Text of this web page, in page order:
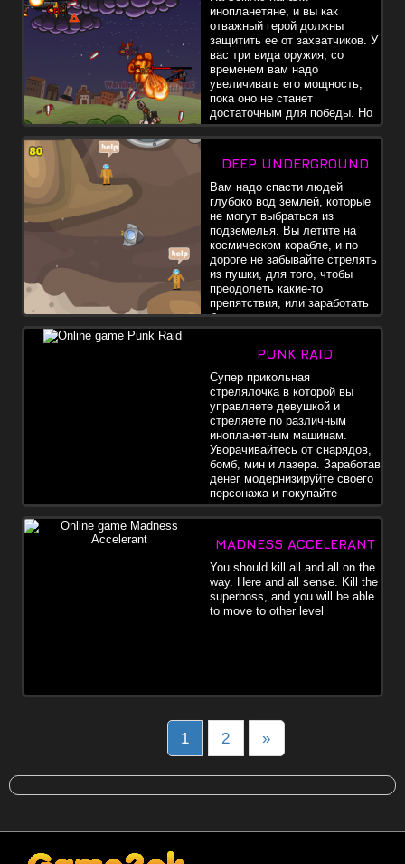
инопланетяне, и вы как
отважный герой должны
защитить ее от захватчиков. У
вас три вида оружия, со
временем вам надо
увеличивать его мощность,
пока оно не станет
достаточным для победы. Но
и захватчики тоже
увеличивают свою мощь. В общем, в этом соревновании
победит тот, кто сделает правильный выбор, и его сила будет
сильнее противника.
DEEP UNDERGROUND
Вам надо спасти людей
глубоко вод землей, которые
не могут выбраться из
подземелья. Вы летите на
космическом корабле, и по
дороге не забывайте стрелять
из пушки, для того, чтобы
преодолеть какие-то
препятствия, или заработать
больше денег.
PUNK RAID
Супер прикольная
стрелялочка в которой вы
управляете девушкой и
стреляете по различным
инопланетным машинам.
Уворачивайтесь от снарядов,
бомб, мин и лазера. Заработав
денег модернизируйте своего
персонажа и покупайте
различные бонусы.
MADNESS ACCELERANT
You should kill all and all on the
way. Here and all sense. Kill the
superboss, and you will be able
to move to other level
navigation
1 2 »